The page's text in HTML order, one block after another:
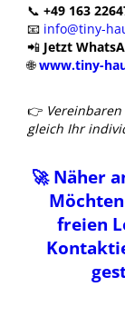
📞 +49 163
📧 info@tiny-
📲 Jetzt
🌐www.tiny-
👉
gleich Ihr
🚀 Näher
freien